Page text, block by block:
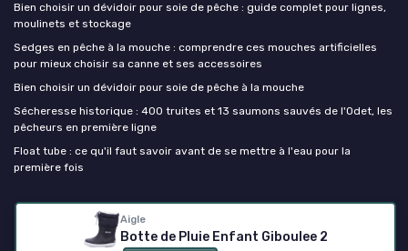
Aigle
Botte de Pluie Enfant Giboulee 2
Bien choisir un dévidoir pour soie de pêche : guide complet pour lignes,
moulinets et stockage
Sedges en pêche à la mouche : comprendre ces mouches artificielles
pour mieux choisir sa canne et ses accessoires
Bien choisir un dévidoir pour soie de pêche à la mouche
Sécheresse historique : 400 truites et 13 saumons sauvés de l'Odet, les
pêcheurs en première ligne
Float tube : ce qu'il faut savoir avant de se mettre à l'eau pour la
première fois
Canne à peche